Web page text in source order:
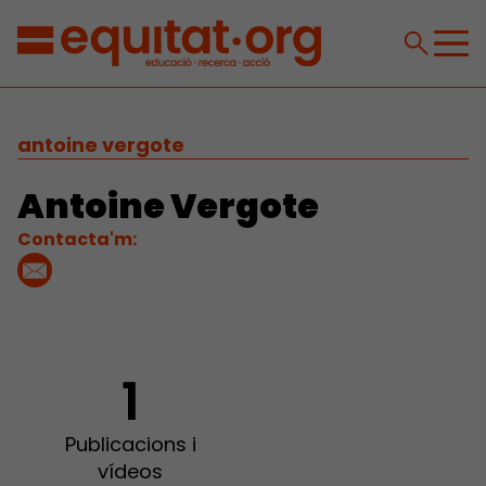
antoine vergote
Antoine Vergote
Contacta'm:
1
Publicacions i
vídeos